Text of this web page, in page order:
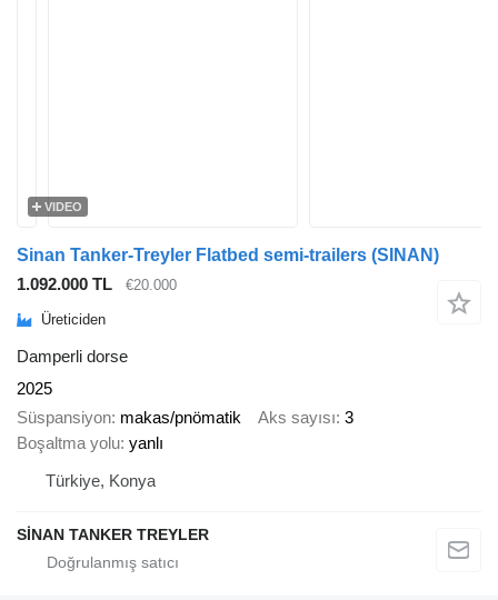
VIDEO
Sinan Tanker-Treyler Flatbed semi-trailers (SINAN)
1.092.000 TL
€20.000
Üreticiden
Damperli dorse
2025
Süspansiyon makas/pnömatik Aks sayısı 3
Boşaltma yolu yanlı
Türkiye, Konya
SİNAN TANKER TREYLER